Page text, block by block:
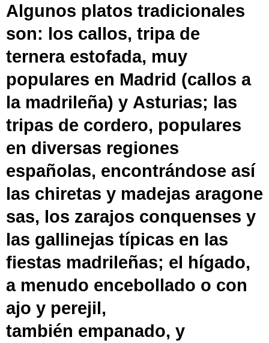
Algunos platos tradicionales
son: los callos, tripa de
ternera estofada, muy
populares en Madrid (callos a
la madrileña) y Asturias; las
tripas de cordero, populares
en diversas regiones
españolas, encontrándose así
las chiretas y madejas aragone
sas, los zarajos conquenses y
las gallinejas típicas en las
fiestas madrileñas; el hígado,
a menudo encebollado o con
ajo y perejil,
también empanado, y